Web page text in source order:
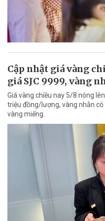
Cập nhật giá vàng
giá SJC 9999, vàng
Giá vàng chiều nay 5/8 nóng
triệu đồng/lượng, vàng nhẫn
vàng miếng.